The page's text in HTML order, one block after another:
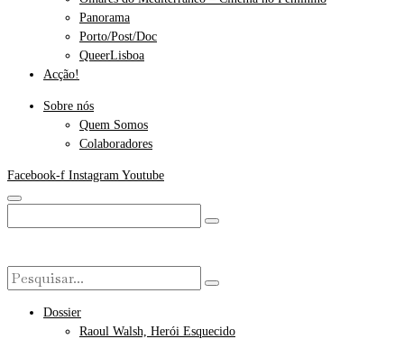
Panorama
Porto/Post/Doc
QueerLisboa
Acção!
Sobre nós
Quem Somos
Colaboradores
Facebook-f Instagram Youtube
Dossier
Raoul Walsh, Herói Esquecido